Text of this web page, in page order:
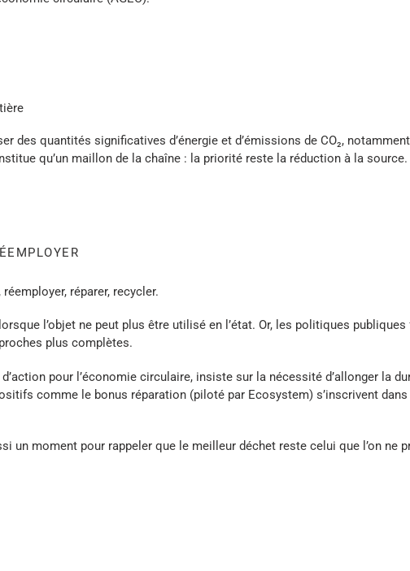
des quantités significatives d’énergie et d’émissions de CO₂,
qu’un maillon de la chaîne : la priorité reste la réduction à la source.
réemployer, réparer, recycler.
l’objet ne peut plus être utilisé en l’état. Or, les politiques
plus complètes.
pour l’économie circulaire, insiste sur la nécessité d’allonger la
comme le bonus réparation (piloté par Ecosystem) s’inscrivent
un moment pour rappeler que le meilleur déchet reste celui que l’on ne